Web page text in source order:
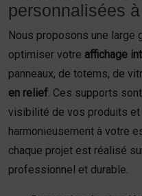
personnalisées
Nous proposons une large
optimiser votre affichage
panneaux, de totems, de
en relief. Ces supports
visibilité de vos produits et
harmonieusement à votre
chaque projet est réalisé
professionnel et durable.